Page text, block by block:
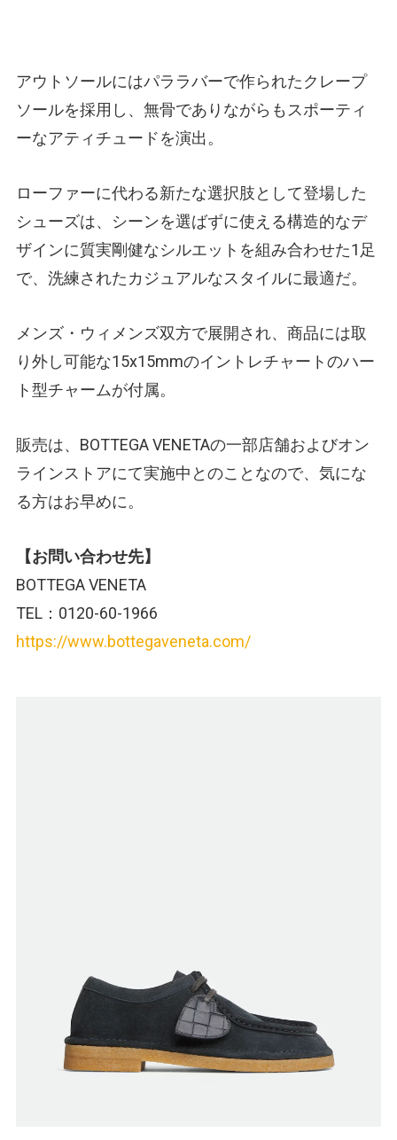
アウトソールにはパララバーで作られたクレープ
ソールを採用し、無骨でありながらもスポーティ
ーなアティチュードを演出。
ローファーに代わる新たな選択肢として登場した
シューズは、シーンを選ばずに使える構造的なデ
ザインに質実剛健なシルエットを組み合わせた1足
で、洗練されたカジュアルなスタイルに最適だ。
メンズ・ウィメンズ双方で展開され、商品には取
り外し可能な15x15mmのイントレチャートのハー
ト型チャームが付属。
販売は、BOTTEGA VENETAの一部店舗およびオン
ラインストアにて実施中とのことなので、気にな
る方はお早めに。
【お問い合わせ先】
BOTTEGA VENETA
TEL：0120-60-1966
https://www.bottegaveneta.com/